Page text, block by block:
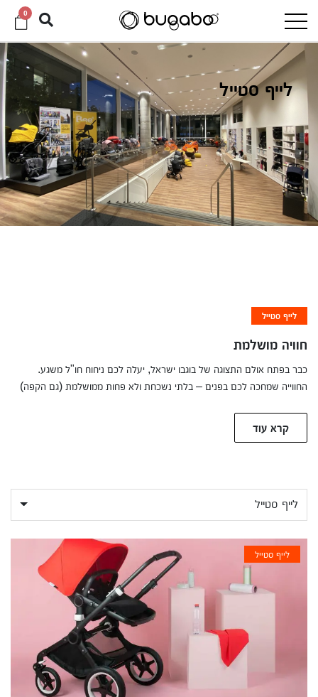
0
לייף סטייל
לייף סטייל
חוויה מושלמת
כבר בפתח אולם התצוגה של בוגבו ישראל, יעלה לכם ניחוח חו"ל משגע.
החווייה שמחכה לכם בפנים – בלתי נשכחת ולא פחות ממושלמת (גם הקפה)
קרא עוד
לייף סטייל
לייף סטייל